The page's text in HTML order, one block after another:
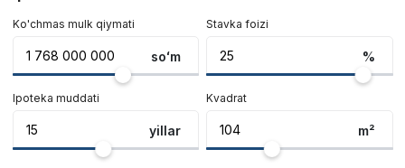
Ko'chmas mulk qiymati
soʻm
Ipoteka muddati
yillar
Stavka foizi
%
Kvadrat
m²